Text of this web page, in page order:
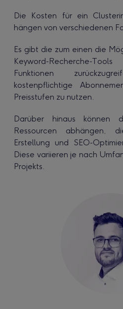
Die Kosten für ein
hängen von verschiedenen
Es gibt die zum einen die
Keyword-Recherche-
Funktionen
kostenpflichtige
Preisstufen zu nutzen.
Darüber hinaus können
Ressourcen abhängen,
Erstellung und SEO-
Diese variieren je nach
Projekts.